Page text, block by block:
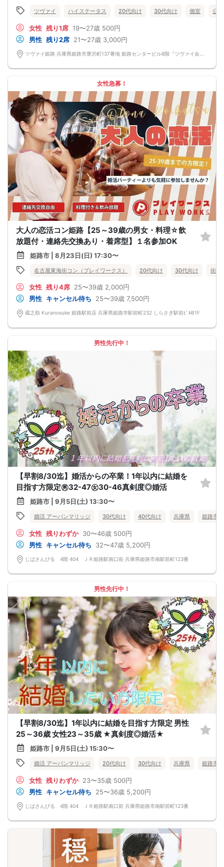
ツヴァイ ハイステータス 20代向け 30代向け 個室 公
女性 残り1席 19〜27歳 500円
男性 残り2席 21〜27歳 3,000円
女性急募！
大人の恋活コン姫路【25～39歳の男女・料理☆飲
放題付・連絡先交換あり・着席型】１名参加OK
姫路市 | 8月23日(日) 17:30〜
名古屋東海街コン（プレイワークス） 20代向け 30代向け 街コ
女性 残り4席 25〜39歳 2,000円
男性 キャンセル待ち 25〜39歳 7,500円
蔵之助 Kuranosuke 姫路駅前店 兵庫県姫路市駅前町232 しらさぎ駅前ﾋﾞﾙB1F
男性先行中！
【早割8/30迄】婚活からの卒業！1年以内に結婚を
目指す方限定㊚32-47㊛30-46真剣度◎婚活
姫路市 | 9月5日(土) 13:30〜
婚活 アーバンマリッジ 30代向け 40代向け 兵庫県 姫路市
女性 残りわずか 30〜46歳 500円
男性 キャンセル待ち 32〜47歳 5,200円
じばさんびる 4階 404 ＪＲ姫路駅南口前 兵庫県姫路市南駅前町123番
男性先行中！
【早割8/30迄】1年以内に結婚を目指す方限定 男性
25～36歳 女性23～35歳 ★真剣度◎婚活★
姫路市 | 9月5日(土) 15:30〜
婚活 アーバンマリッジ 20代向け 30代向け 兵庫県 姫路市
女性 残りわずか 23〜35歳 500円
男性 キャンセル待ち 25〜36歳 5,200円
じばさんびる 4階 404 ＪＲ姫路駅南口前 兵庫県姫路市南駅前町123番